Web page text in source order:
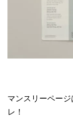
マンスリーペー
レ！